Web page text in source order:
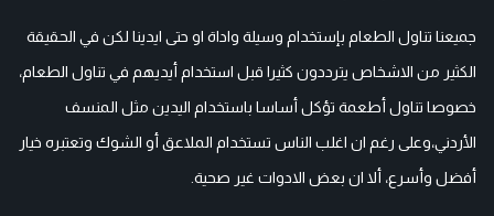
جميعنا تناول الطعام بإستخدام وسيلة واداة او حتى ايدينا لكن في الحقيقة
الكثير من الاشخاص يترددون كثيرا قبل استخدام أيديهم في تناول الطعام،
خصوصا تناول أطعمة تؤكل أساسا باستخدام اليدين مثل المنسف
الأردني،وعلى رغم ان اغلب الناس تستخدام الملاعق أو الشوك وتعتبره خيار
أفضل وأسرع، ألا ان بعض الادوات غير صحية.